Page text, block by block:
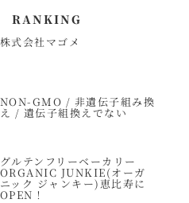
RANKING
株式会社マゴメ
NON-GMO / 非遺伝子組み換
え / 遺伝子組換えでない
グルテンフリーベーカリー
ORGANIC JUNKIE(オーガ
ニック ジャンキー)恵比寿に
OPEN！